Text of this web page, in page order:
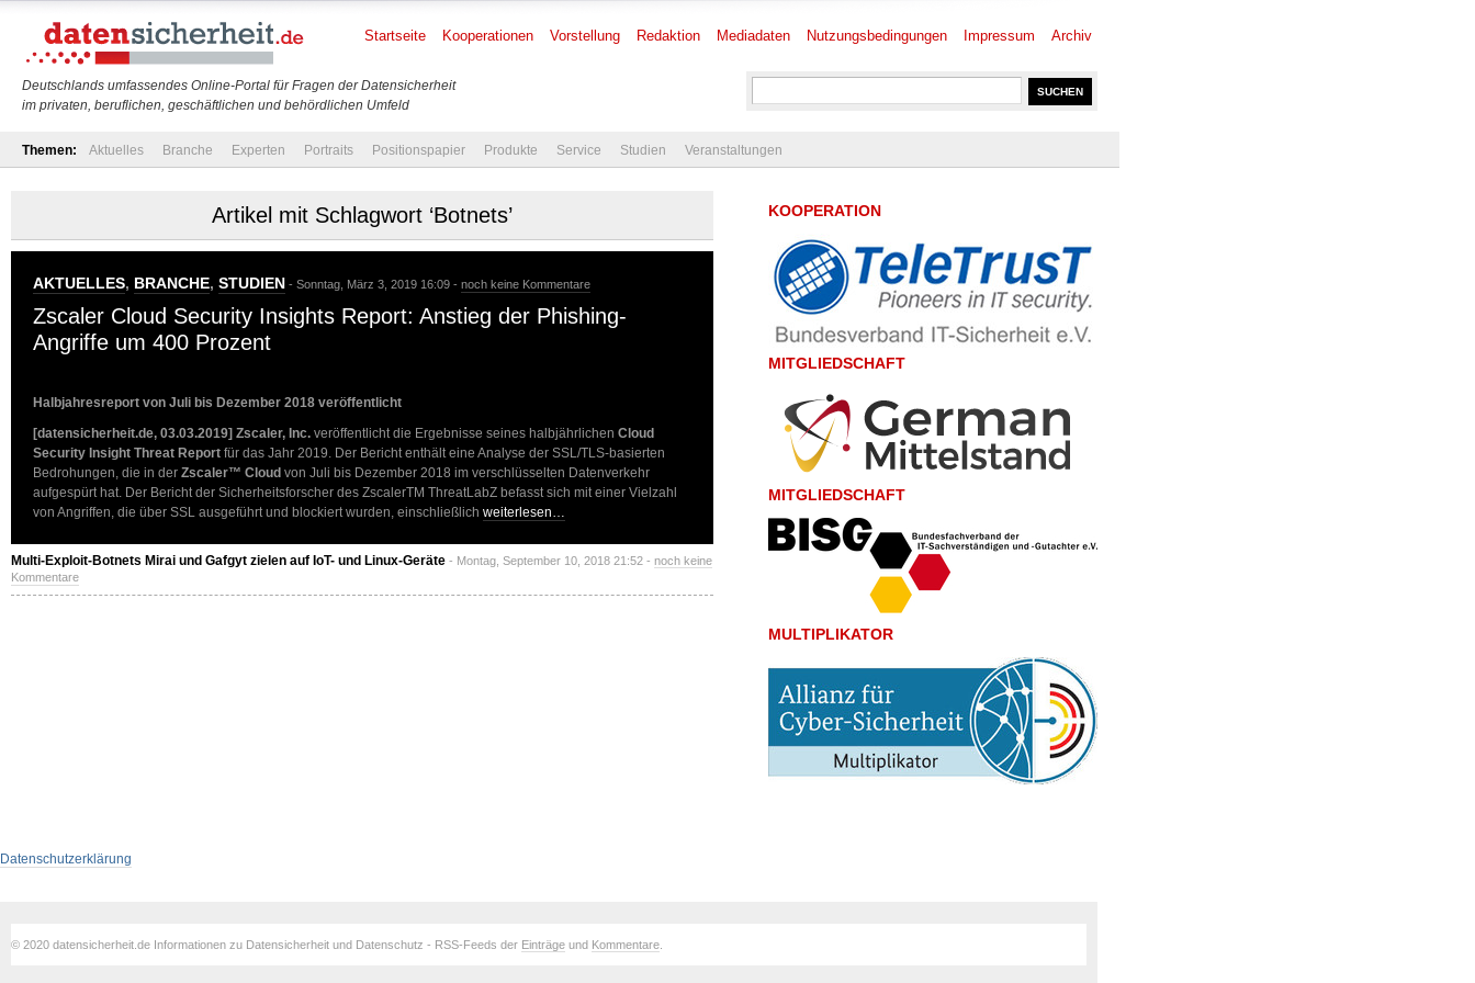
Deutschlands umfassendes Online-Portal für Fragen der Datensicherheit
im privaten, beruflichen, geschäftlichen und behördlichen Umfeld
Startseite Kooperationen Vorstellung Redaktion Mediadaten Nutzungsbedingungen Impressum Archiv
Themen: Aktuelles Branche Experten Portraits Positionspapier Produkte Service Studien Veranstaltungen
Artikel mit Schlagwort ‘Botnets’
AKTUELLES, BRANCHE, STUDIEN - Sonntag, März 3, 2019 16:09 - noch keine Kommentare
Zscaler Cloud Security Insights Report: Anstieg der Phishing-
Angriffe um 400 Prozent
Halbjahresreport von Juli bis Dezember 2018 veröffentlicht
[datensicherheit.de, 03.03.2019] Zscaler, Inc. veröffentlicht die Ergebnisse seines halbjährlichen Cloud
Security Insight Threat Report für das Jahr 2019. Der Bericht enthält eine Analyse der SSL/TLS-basierten
Bedrohungen, die in der Zscaler™ Cloud von Juli bis Dezember 2018 im verschlüsselten Datenverkehr
aufgespürt hat. Der Bericht der Sicherheitsforscher des ZscalerTM ThreatLabZ befasst sich mit einer Vielzahl
von Angriffen, die über SSL ausgeführt und blockiert wurden, einschließlich weiterlesen…
Multi-Exploit-Botnets Mirai und Gafgyt zielen auf IoT- und Linux-Geräte - Montag, September 10, 2018 21:52 - noch keine
Kommentare
KOOPERATION
MITGLIEDSCHAFT
MITGLIEDSCHAFT
MULTIPLIKATOR
Datenschutzerklärung
© 2020 datensicherheit.de Informationen zu Datensicherheit und Datenschutz - RSS-Feeds der Einträge und Kommentare